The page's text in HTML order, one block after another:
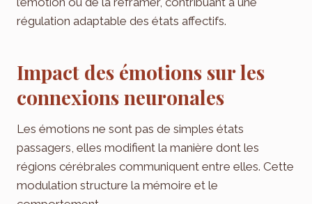
régulation adaptable des états affectifs.
Impact des émotions sur les
connexions neuronales
Les émotions ne sont pas de simples états
passagers, elles modifient la manière dont les
régions cérébrales communiquent entre elles. Cette
modulation structure la mémoire et le